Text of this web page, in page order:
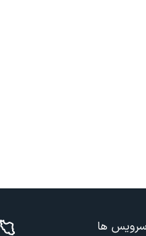
سرویس ها